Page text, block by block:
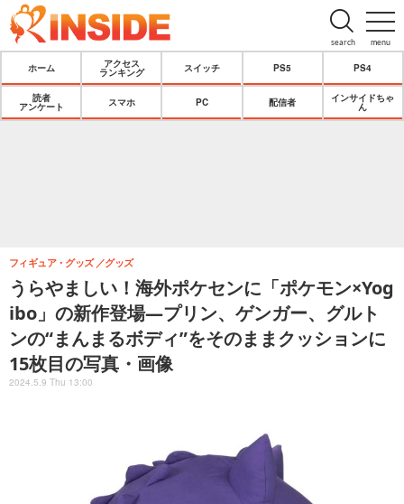
menu
search
ホーム
アクセス
ランキング
スイッチ PS5 PS4
読者
アンケート
スマホ PC 配信者
インサイドちゃ
ん
うらやましい！海外ポケセンに「ポケモン×Yog
ibo」の新作登場―プリン、ゲンガー、グルト
ンの“まんまるボディ”をそのままクッションに
15枚目の写真・画像
フィギュア・グッズ グッズ
2024.5.9 Thu 13:00